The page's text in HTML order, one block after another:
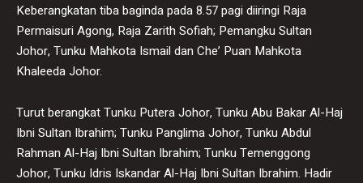
Keberangkatan tiba baginda pada 8.57 pagi diiringi Raja
Permaisuri Agong, Raja Zarith Sofiah; Pemangku Sultan
Johor, Tunku Mahkota Ismail dan Che’ Puan Mahkota
Khaleeda Johor.
Turut berangkat Tunku Putera Johor, Tunku Abu Bakar Al-Haj
Ibni Sultan Ibrahim; Tunku Panglima Johor, Tunku Abdul
Rahman Al-Haj Ibni Sultan Ibrahim; Tunku Temenggong
Johor, Tunku Idris Iskandar Al-Haj Ibni Sultan Ibrahim. Hadir